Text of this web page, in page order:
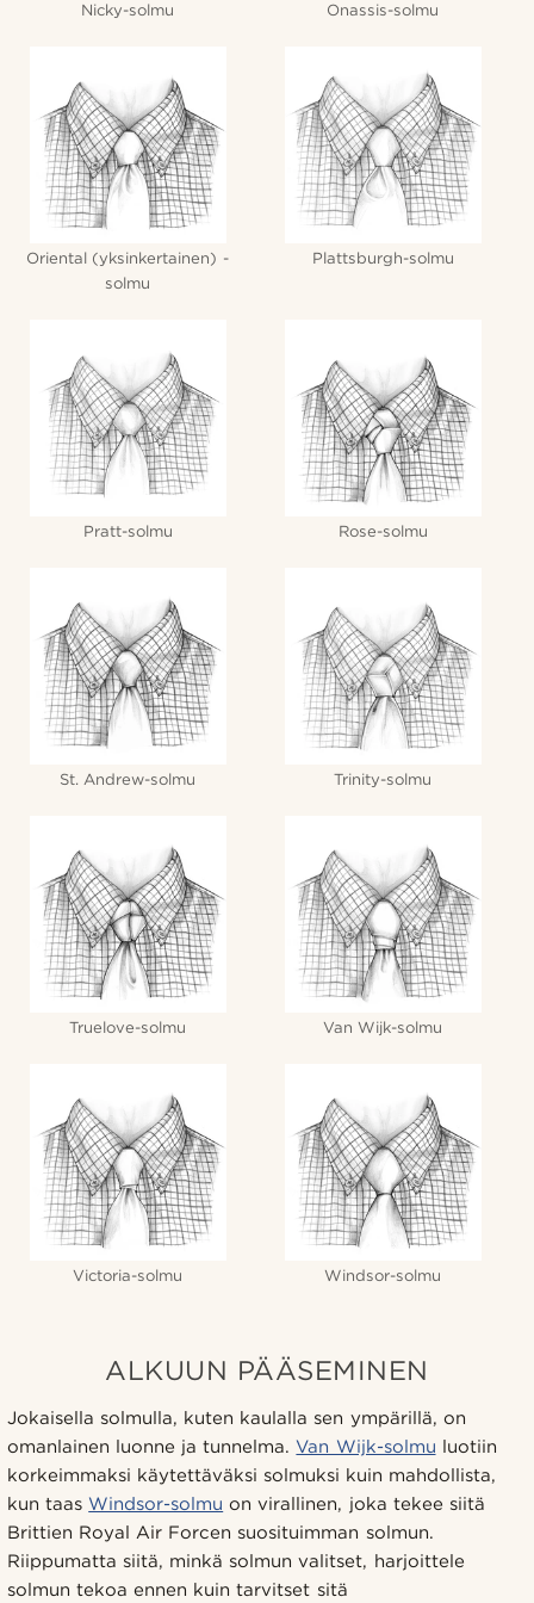
Nicky-solmu Onassis-solmu
Oriental (yksinkertainen) -
solmu
Plattsburgh-solmu
Pratt-solmu Rose-solmu
St. Andrew-solmu Trinity-solmu
Truelove-solmu Van Wijk-solmu
Victoria-solmu Windsor-solmu
ALKUUN PÄÄSEMINEN
Jokaisella solmulla, kuten kaulalla sen ympärillä, on
omanlainen luonne ja tunnelma.Van Wijk-solmu luotiin
korkeimmaksi käytettäväksi solmuksi kuin mahdollista,
kun taasWindsor-solmu on virallinen, joka tekee siitä
Brittien Royal Air Forcen suosituimman solmun.
Riippumatta siitä, minkä solmun valitset, harjoittele
solmun tekoa ennen kuin tarvitset sitä